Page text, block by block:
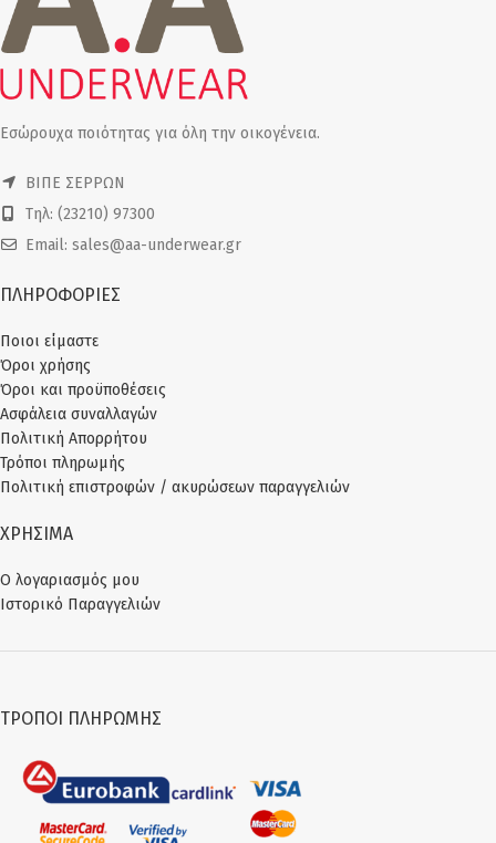
σωματότυπο
Εσώρουχα ποιότητας για όλη την οικογένεια.
ΒΙΠΕ ΣΕΡΡΩΝ
Τηλ: (23210) 97300
Email: sales@aa-underwear.gr
ΠΛΗΡΟΦΟΡΙΕΣ
Ποιοι είμαστε
Όροι χρήσης
Όροι και προϋποθέσεις
Ασφάλεια συναλλαγών
Πολιτική Απορρήτου
Τρόποι πληρωμής
Πολιτική επιστροφών / ακυρώσεων παραγγελιών
ΧΡΗΣΙΜΑ
Ο λογαριασμός μου
Ιστορικό Παραγγελιών
ΤΡΌΠΟΙ ΠΛΗΡΩΜΉΣ